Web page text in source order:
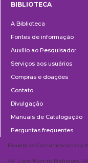
BIBLIOTECA
A Biblioteca
Fontes de informação
Auxílio ao Pesquisador
Serviços aos usuários
Compras e doações
Contato
Divulgação
Manuais de Catalogação
Perguntas frequentes
Escuela de Comunicaciones y
AV. Lúcio Martins Rodrigues,